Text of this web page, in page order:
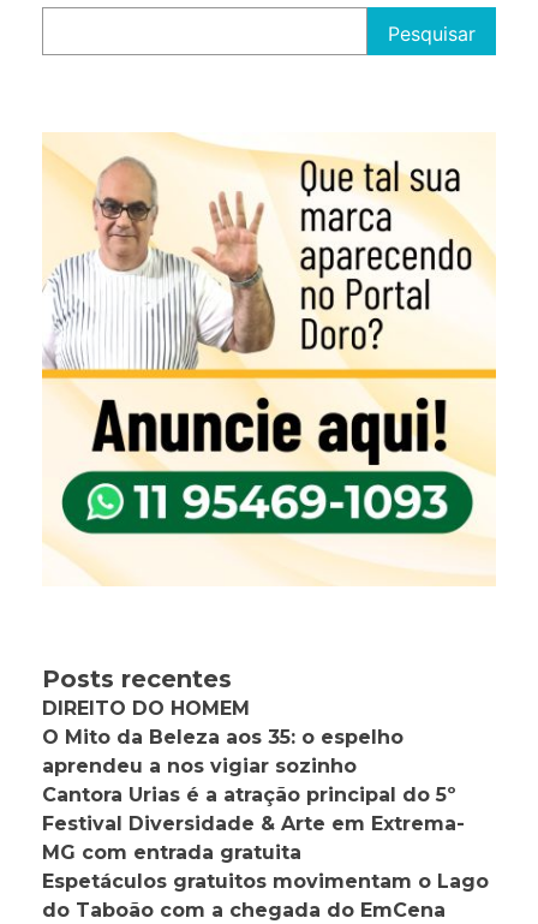
Pesquisar
Posts recentes
DIREITO DO HOMEM
O Mito da Beleza aos 35: o espelho
aprendeu a nos vigiar sozinho
Cantora Urias é a atração principal do 5º
Festival Diversidade & Arte em Extrema-
MG com entrada gratuita
Espetáculos gratuitos movimentam o Lago
do Taboão com a chegada do EmCena